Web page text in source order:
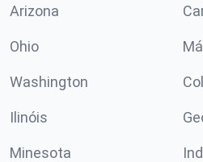
Arizona
Ohio
Washington
Ilinóis
Minesota